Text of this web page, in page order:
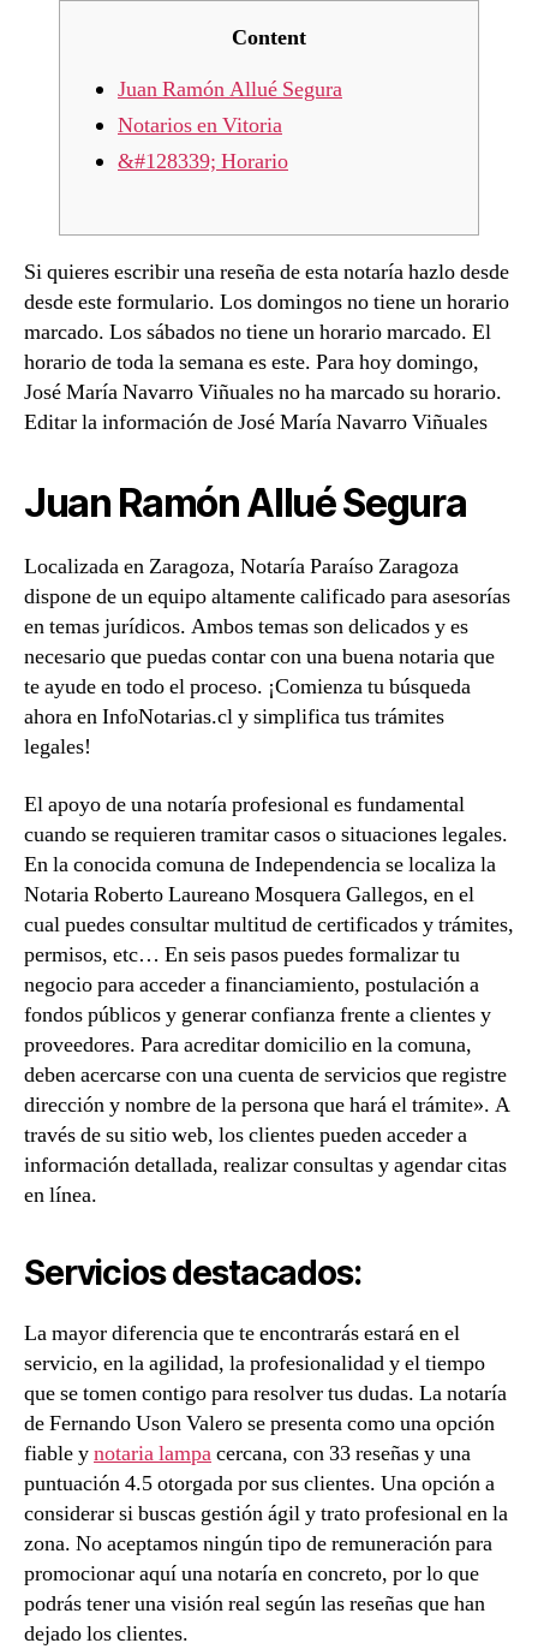
Content
Juan Ramón Allué Segura
Notarios en Vitoria
&#128339; Horario
Si quieres escribir una reseña de esta notaría hazlo desde
desde este formulario. Los domingos no tiene un horario
marcado. Los sábados no tiene un horario marcado. El
horario de toda la semana es este. Para hoy domingo,
José María Navarro Viñuales no ha marcado su horario.
Editar la información de José María Navarro Viñuales
Juan Ramón Allué Segura
Localizada en Zaragoza, Notaría Paraíso Zaragoza
dispone de un equipo altamente calificado para asesorías
en temas jurídicos. Ambos temas son delicados y es
necesario que puedas contar con una buena notaria que
te ayude en todo el proceso. ¡Comienza tu búsqueda
ahora en InfoNotarias.cl y simplifica tus trámites
legales!
El apoyo de una notaría profesional es fundamental
cuando se requieren tramitar casos o situaciones legales.
En la conocida comuna de Independencia se localiza la
Notaria Roberto Laureano Mosquera Gallegos, en el
cual puedes consultar multitud de certificados y trámites,
permisos, etc… En seis pasos puedes formalizar tu
negocio para acceder a financiamiento, postulación a
fondos públicos y generar confianza frente a clientes y
proveedores. Para acreditar domicilio en la comuna,
deben acercarse con una cuenta de servicios que registre
dirección y nombre de la persona que hará el trámite». A
través de su sitio web, los clientes pueden acceder a
información detallada, realizar consultas y agendar citas
en línea.
Servicios destacados:
La mayor diferencia que te encontrarás estará en el
servicio, en la agilidad, la profesionalidad y el tiempo
que se tomen contigo para resolver tus dudas. La notaría
de Fernando Uson Valero se presenta como una opción
fiable ynotaria lampacercana, con 33 reseñas y una
puntuación 4.5 otorgada por sus clientes. Una opción a
considerar si buscas gestión ágil y trato profesional en la
zona. No aceptamos ningún tipo de remuneración para
promocionar aquí una notaría en concreto, por lo que
podrás tener una visión real según las reseñas que han
dejado los clientes.